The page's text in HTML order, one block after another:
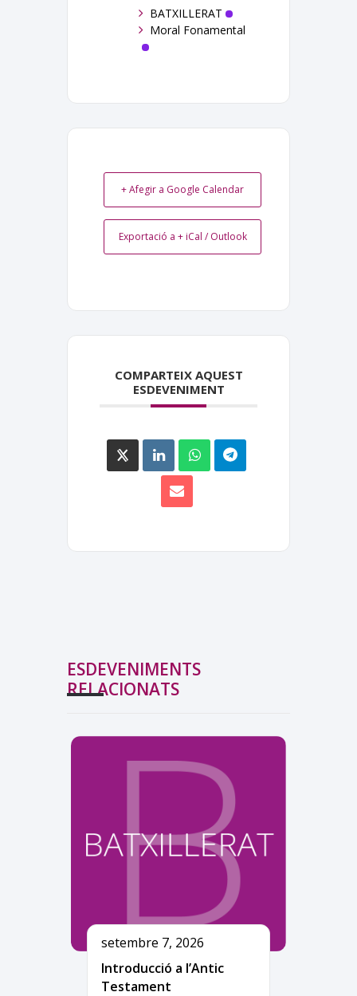
BATXILLERAT
Moral Fonamental
+ Afegir a Google Calendar
Exportació a + iCal / Outlook
COMPARTEIX AQUEST
ESDEVENIMENT
ESDEVENIMENTS
RELACIONATS
setembre 7, 2026
Introducció a l’Antic
Testament